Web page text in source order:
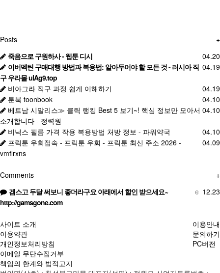
+
Posts
04.20
죽음으로 구원하사 - 웹툰 디시
04.19
이버멕틴 구매대행 방법과 복용법: 알아두어야 할 모든 것 - 러시아 직
구 우라몰 ulAg9.top
04.19
비아그라 직구 과정 쉽게 이해하기
04.10
툰북 toonbook
04.10
베트남 시알리스≫ 클릭 랭킹 Best 5 보기~! 핵심 정보만 모아서
소개합니다 - 정력원
04.10
비닉스 필름 가격 작용 복용방법 처방 정보 - 파워약국
04.09
프릭툰 우회접속 - 프릭툰 우회 - 프릭툰 최신 주소 2026 -
vmflrxns
+
Comments
e 12.23
겜스고 두달 써보니 좋더라구요 아래에서 할인 받으세요~
http://gamsgone.com
사이트 소개
이용약관
개인정보처리방침
이메일 무단수집거부
책임의 한계와 법적고지
이용안내
문의하기
PC버전